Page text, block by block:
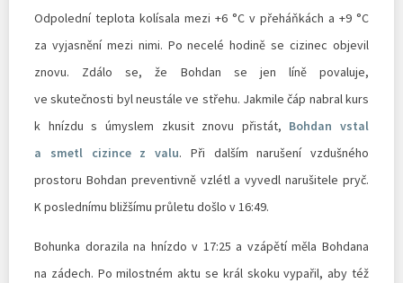
Odpolední teplota kolísala mezi +6 °C v přeháňkách a +9 °C
za vyjasnění mezi nimi. Po necelé hodině se cizinec objevil
znovu. Zdálo se, že Bohdan se jen líně povaluje,
ve skutečnosti byl neustále ve střehu. Jakmile čáp nabral kurs
k hnízdu s úmyslem zkusit znovu přistát, Bohdan vstal
a smetl cizince z valu. Při dalším narušení vzdušného
prostoru Bohdan preventivně vzlétl a vyvedl narušitele pryč.
K poslednímu bližšímu průletu došlo v 16:49.
Bohunka dorazila na hnízdo v 17:25 a vzápětí měla Bohdana
na zádech. Po milostném aktu se král skoku vypařil, aby též